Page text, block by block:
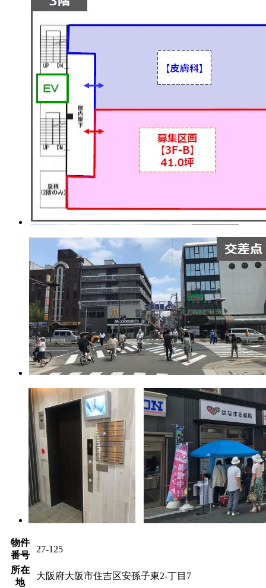
物件
番号
27-125
所在
地
大阪府大阪市住吉区安孫子東2-丁目7